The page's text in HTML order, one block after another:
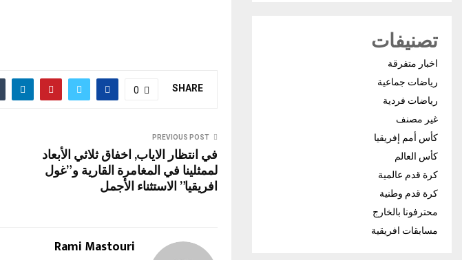
SHARE
0
PREVIOUS POST
في انتظار الاياب, اخفاق ثلاثي الأبعاد
لممثلينا في المغامرة القارية و”غول
افريقيا” الاستثناء الأجمل
Rami Mastouri
تصنيفات
اخبار متفرقة
رياضات جماعية
رياضات فردية
غير مصنف
كأس أمم إفريقيا
كأس العالم
كرة قدم عالمية
كرة قدم وطنية
محترفونا بالخارج
مسابقات افريقية